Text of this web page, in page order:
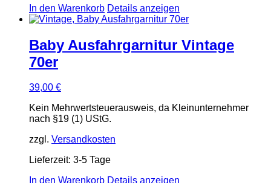
In den Warenkorb Details anzeigen
Baby Ausfahrgarnitur Vintage
70er
39,00 €
Kein Mehrwertsteuerausweis, da Kleinunternehmer
nach §19 (1) UStG.
zzgl. Versandkosten
Lieferzeit: 3-5 Tage
In den Warenkorb Details anzeigen